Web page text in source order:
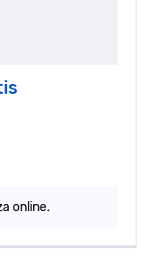
online.